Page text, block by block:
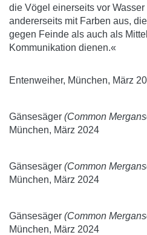
die Vögel einerseits vor
andererseits mit Farben aus,
gegen Feinde als auch als
Kommunikation dienen.«
Entenweiher, München, März
Gänsesäger (Common
München, März 2024
Gänsesäger (Common
München, März 2024
Gänsesäger (Common
München, März 2024